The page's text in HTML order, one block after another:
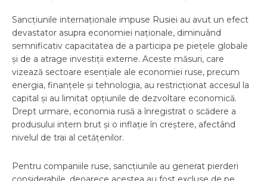
Sancțiunile internaționale impuse Rusiei au avut un efect
devastator asupra economiei naționale, diminuând
semnificativ capacitatea de a participa pe piețele globale
și de a atrage investiții externe. Aceste măsuri, care
vizează sectoare esențiale ale economiei ruse, precum
energia, finanțele și tehnologia, au restricționat accesul la
capital și au limitat opțiunile de dezvoltare economică.
Drept urmare, economia rusă a înregistrat o scădere a
produsului intern brut și o inflație în creștere, afectând
nivelul de trai al cetățenilor.
Pentru companiile ruse, sancțiunile au generat pierderi